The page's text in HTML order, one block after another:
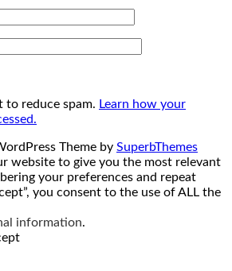
to reduce spam. Learn how your
Theme by SuperbThemes
website to give you the most relevant
your preferences and repeat
you consent to the use of ALL the
information.